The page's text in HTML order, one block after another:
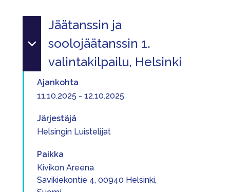
Jäätanssin ja
soolojäätanssin 1.
valintakilpailu, Helsinki
Ajankohta
11.10.2025 - 12.10.2025
Järjestäjä
Helsingin Luistelijat
Paikka
Kivikon Areena
Savikiekontie 4, 00940 Helsinki,